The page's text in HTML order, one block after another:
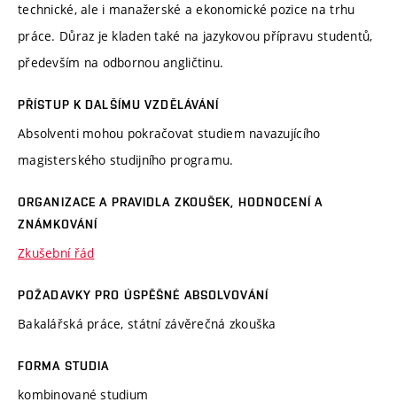
technické, ale i manažerské a ekonomické pozice na trhu
práce. Důraz je kladen také na jazykovou přípravu studentů,
především na odbornou angličtinu.
PŘÍSTUP K DALŠÍMU VZDĚLÁVÁNÍ
Absolventi mohou pokračovat studiem navazujícího
magisterského studijního programu.
ORGANIZACE A PRAVIDLA ZKOUŠEK, HODNOCENÍ A
ZNÁMKOVÁNÍ
Zkušební řád
POŽADAVKY PRO ÚSPĚŠNÉ ABSOLVOVÁNÍ
Bakalářská práce, státní závěrečná zkouška
FORMA STUDIA
kombinované studium